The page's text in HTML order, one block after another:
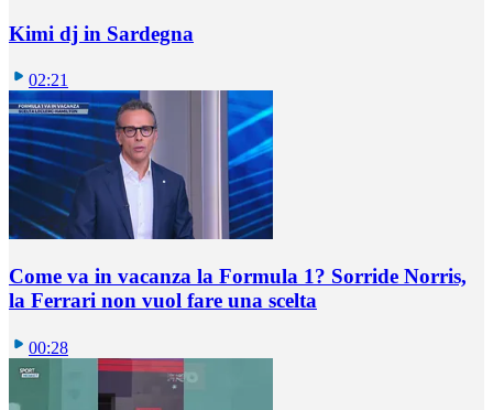
Kimi dj in Sardegna
02:21
Come va in vacanza la Formula 1? Sorride Norris,
la Ferrari non vuol fare una scelta
00:28